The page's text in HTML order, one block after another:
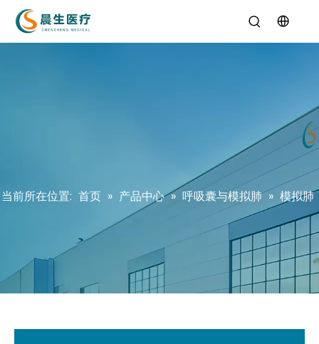
当前所在位置: 首页 » 产品中心 » 呼吸囊与模拟肺 » 模拟肺